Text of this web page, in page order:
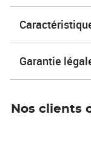
Garantie
Nos clients